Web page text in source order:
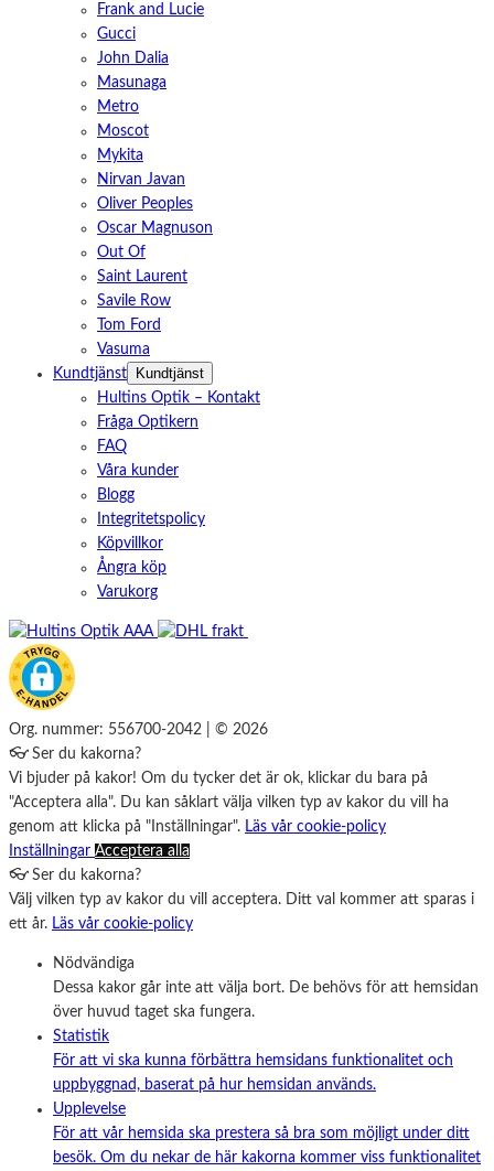
Frank and Lucie
Gucci
John Dalia
Masunaga
Metro
Moscot
Mykita
Nirvan Javan
Oliver Peoples
Oscar Magnuson
Out Of
Saint Laurent
Savile Row
Tom Ford
Vasuma
Kundtjänst
Kundtjänst
Hultins Optik – Kontakt
Fråga Optikern
FAQ
Våra kunder
Blogg
Integritetspolicy
Köpvillkor
Ångra köp
Varukorg
Org. nummer: 556700-2042 | © 2026
👓 Ser du kakorna?
Vi bjuder på kakor! Om du tycker det är ok, klickar du bara på
"Acceptera alla". Du kan såklart välja vilken typ av kakor du vill ha
genom att klicka på "Inställningar". Läs vår cookie-policy
Inställningar Acceptera alla
👓 Ser du kakorna?
Välj vilken typ av kakor du vill acceptera. Ditt val kommer att sparas i
ett år. Läs vår cookie-policy
Nödvändiga
Dessa kakor går inte att välja bort. De behövs för att hemsidan
över huvud taget ska fungera.
Statistik
För att vi ska kunna förbättra hemsidans funktionalitet och
uppbyggnad, baserat på hur hemsidan används.
Upplevelse
För att vår hemsida ska prestera så bra som möjligt under ditt
besök. Om du nekar de här kakorna kommer viss funktionalitet